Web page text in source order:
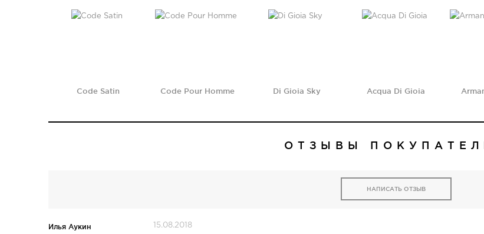
Code Satin Code Pour Homme Di Gioia Sky Acqua Di Gioia
ОТЗЫВЫ
НАПИСАТЬ ОТЗЫВ
Илья Аукин
15.08.2018